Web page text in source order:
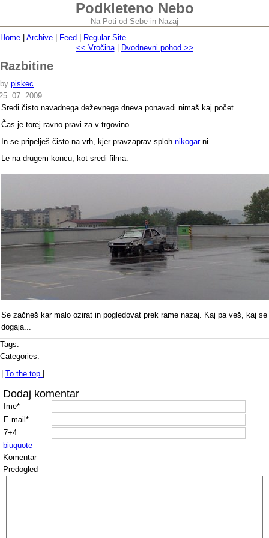
Podkleteno Nebo
Na Poti od Sebe in Nazaj
Home
Archive Feed
Regular Site
<< Vročina| Dvodnevni pohod >>
Razbitine
by piskec
07. 2009
Sredi čisto navadnega deževnega dneva ponavadi nimaš kaj počet.
Čas je torej ravno pravi za v trgovino.
In se pripelješ čisto na vrh, kjer pravzaprav sploh nikogarni.
Le na drugem koncu, kot sredi filma:
Se začneš kar malo ozirat in pogledovat prek rame nazaj. Kaj pa veš, kaj se
dogaja...
Tags:
Categories:
To the top
Dodaj komentar
Ime*
E-mail*
7+4 =
biuquote
Komentar
Predogled